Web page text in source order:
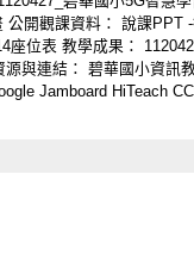
開觀課資料： 說課PPT
位表 教學成果：
與連結： 碧華國小資訊
Jamboard HiTeach